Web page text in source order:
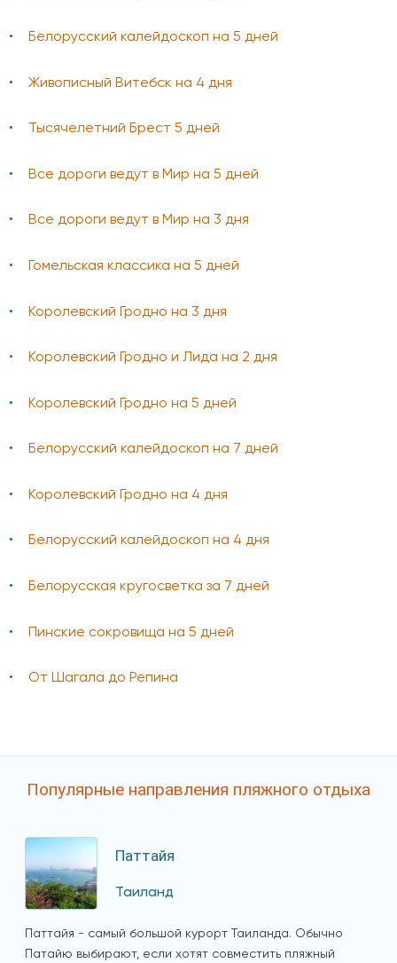
Белорусский калейдоскоп на 5 дней
Живописный Витебск на 4 дня
Тысячелетний Брест 5 дней
Все дороги ведут в Мир на 5 дней
Все дороги ведут в Мир на 3 дня
Гомельская классика на 5 дней
Королевский Гродно на 3 дня
Королевский Гродно и Лида на 2 дня
Королевский Гродно на 5 дней
Белорусский калейдоскоп на 7 дней
Королевский Гродно на 4 дня
Белорусский калейдоскоп на 4 дня
Белорусская кругосветка за 7 дней
Пинские сокровища на 5 дней
От Шагала до Репина
Популярные направления пляжного отдыха
Паттайя
Таиланд
Паттайя - самый большой курорт Таиланда. Обычно
Патайю выбирают, если хотят совместить пляжный